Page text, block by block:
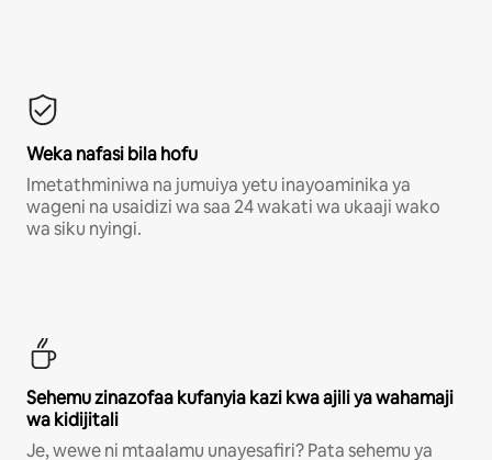
Weka nafasi bila hofu
Imetathminiwa na jumuiya yetu inayoaminika ya
wageni na usaidizi wa saa 24 wakati wa ukaaji wako
wa siku nyingi.
Sehemu zinazofaa kufanyia kazi kwa ajili ya wahamaji
wa kidijitali
Je, wewe ni mtaalamu unayesafiri? Pata sehemu ya